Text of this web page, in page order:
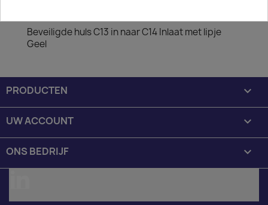
Beveiligde huls C13 in naar C14 Inlaat met lipje
Geel
PRODUCTEN 
UW ACCOUNT 
ONS BEDRIJF 